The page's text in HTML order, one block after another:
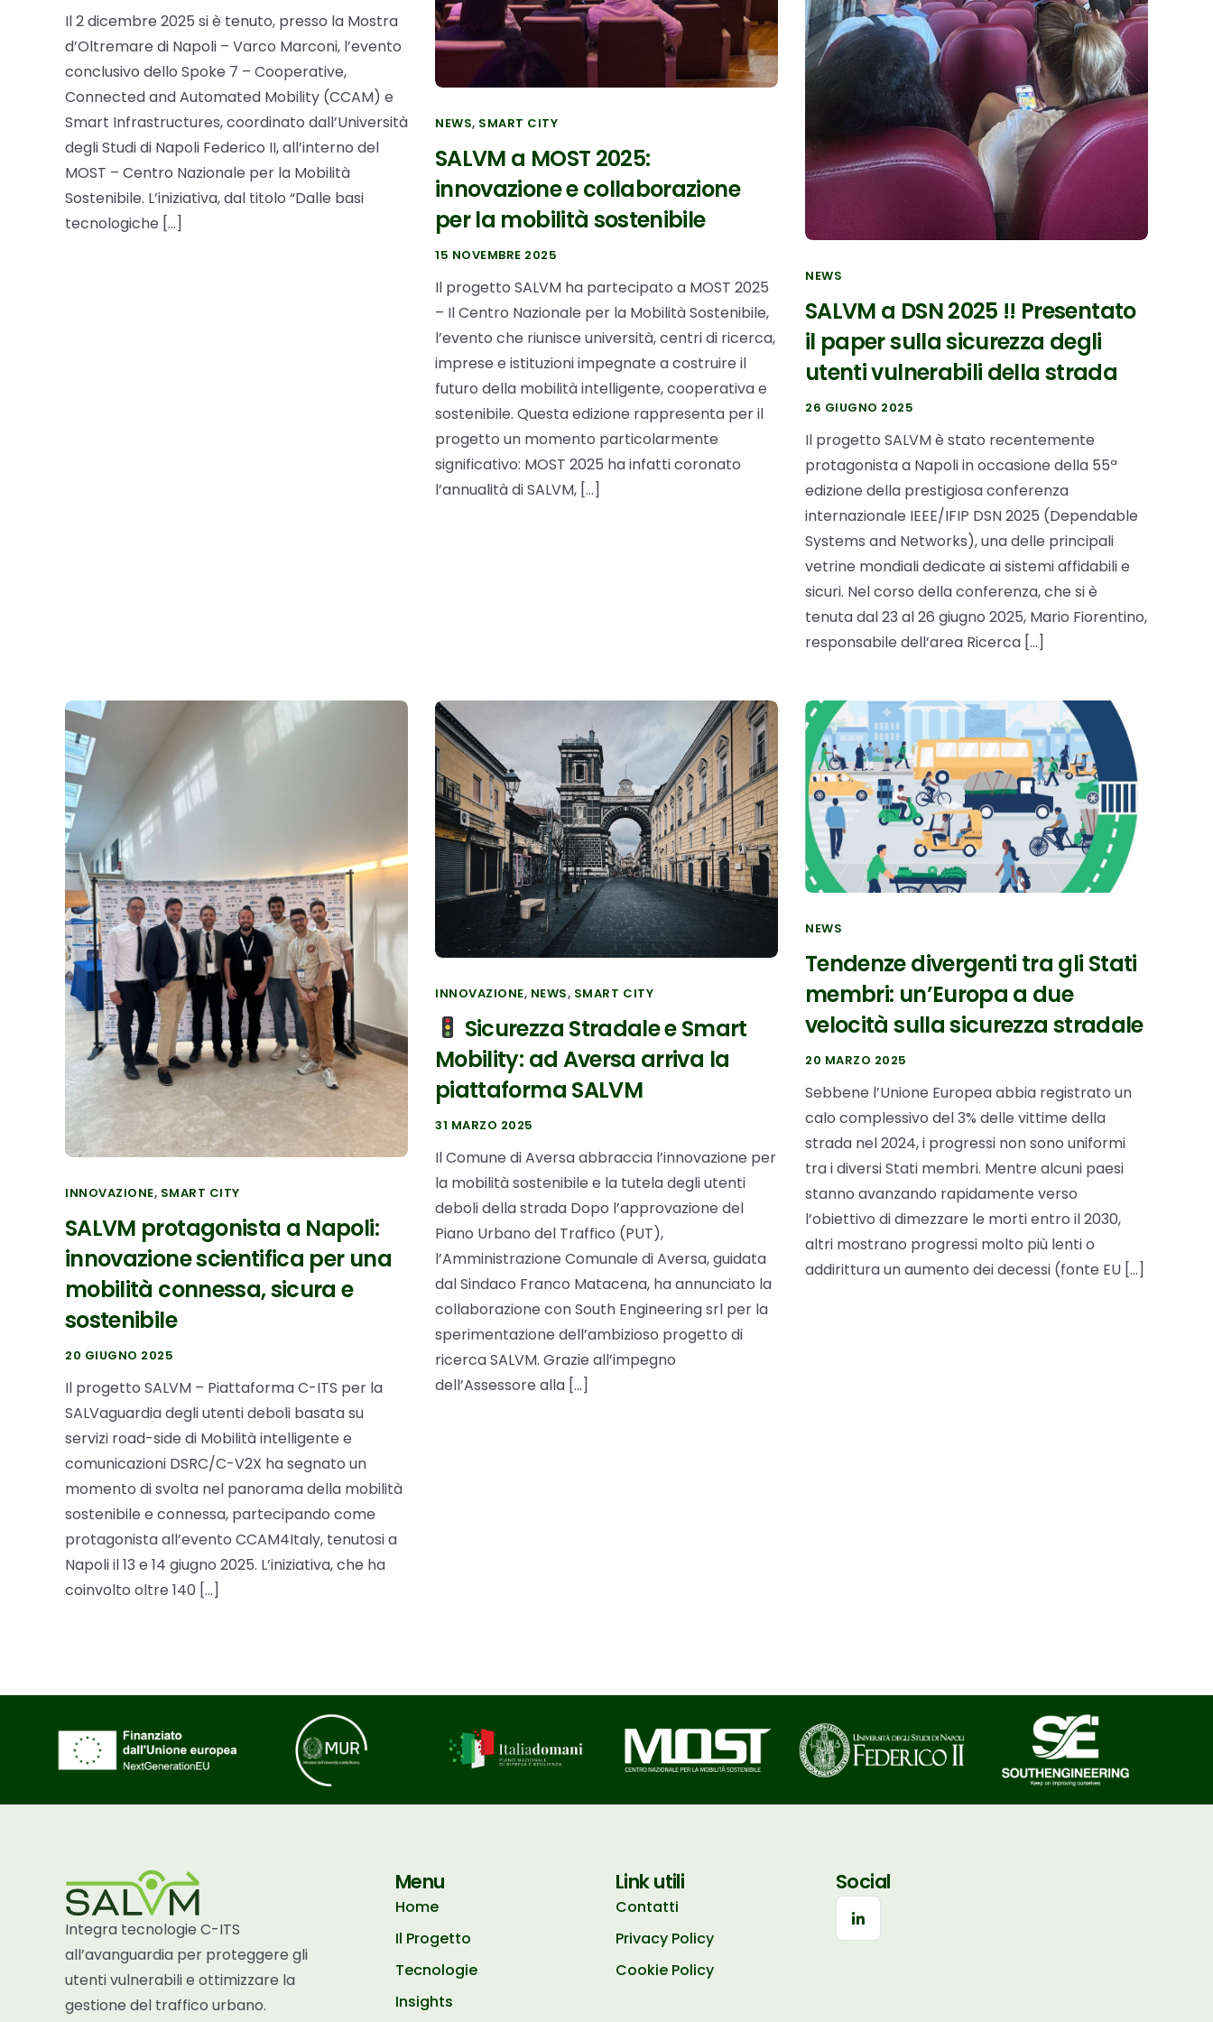
Il 2 dicembre 2025 si è tenuto, presso la Mostra
d’Oltremare di Napoli – Varco Marconi, l’evento
conclusivo dello Spoke 7 – Cooperative,
Connected and Automated Mobility (CCAM) e
Smart Infrastructures, coordinato dall’Università
degli Studi di Napoli Federico II, all’interno del
MOST – Centro Nazionale per la Mobilità
Sostenibile. L’iniziativa, dal titolo “Dalle basi
tecnologiche […]
NEWS, SMART CITY
SALVM a MOST 2025:
innovazione e collaborazione
per la mobilità sostenibile
15 NOVEMBRE 2025
Il progetto SALVM ha partecipato a MOST 2025
– Il Centro Nazionale per la Mobilità Sostenibile,
l’evento che riunisce università, centri di ricerca,
imprese e istituzioni impegnate a costruire il
futuro della mobilità intelligente, cooperativa e
sostenibile. Questa edizione rappresenta per il
progetto un momento particolarmente
significativo: MOST 2025 ha infatti coronato
l’annualità di SALVM, […]
NEWS
SALVM a DSN 2025 !! Presentato
il paper sulla sicurezza degli
utenti vulnerabili della strada
26 GIUGNO 2025
Il progetto SALVM è stato recentemente
protagonista a Napoli in occasione della 55ª
edizione della prestigiosa conferenza
internazionale IEEE/IFIP DSN 2025 (Dependable
Systems and Networks), una delle principali
vetrine mondiali dedicate ai sistemi affidabili e
sicuri. Nel corso della conferenza, che si è
tenuta dal 23 al 26 giugno 2025, Mario Fiorentino,
responsabile dell’area Ricerca […]
INNOVAZIONE, SMART CITY
SALVM protagonista a Napoli:
innovazione scientifica per una
mobilità connessa, sicura e
sostenibile
20 GIUGNO 2025
Il progetto SALVM – Piattaforma C-ITS per la
SALVaguardia degli utenti deboli basata su
servizi road-side di Mobilità intelligente e
comunicazioni DSRC/C-V2X ha segnato un
momento di svolta nel panorama della mobilità
sostenibile e connessa, partecipando come
protagonista all’evento CCAM4Italy, tenutosi a
Napoli il 13 e 14 giugno 2025. L’iniziativa, che ha
coinvolto oltre 140 […]
INNOVAZIONE, NEWS, SMART CITY
Sicurezza Stradale e Smart
Mobility: ad Aversa arriva la
piattaforma SALVM
31 MARZO 2025
Il Comune di Aversa abbraccia l’innovazione per
la mobilità sostenibile e la tutela degli utenti
deboli della strada Dopo l’approvazione del
Piano Urbano del Traffico (PUT),
l’Amministrazione Comunale di Aversa, guidata
dal Sindaco Franco Matacena, ha annunciato la
collaborazione con South Engineering srl per la
sperimentazione dell’ambizioso progetto di
ricerca SALVM. Grazie all’impegno
dell’Assessore alla […]
NEWS
Tendenze divergenti tra gli Stati
membri: un’Europa a due
velocità sulla sicurezza stradale
20 MARZO 2025
Sebbene l’Unione Europea abbia registrato un
calo complessivo del 3% delle vittime della
strada nel 2024, i progressi non sono uniformi
tra i diversi Stati membri. Mentre alcuni paesi
stanno avanzando rapidamente verso
l’obiettivo di dimezzare le morti entro il 2030,
altri mostrano progressi molto più lenti o
addirittura un aumento dei decessi (fonte EU […]
Integra tecnologie C-ITS
all’avanguardia per proteggere gli
utenti vulnerabili e ottimizzare la
gestione del traffico urbano.
Menu
Home
Il Progetto
Tecnologie
Insights
Link utili
Contatti
Privacy Policy
Cookie Policy
Social